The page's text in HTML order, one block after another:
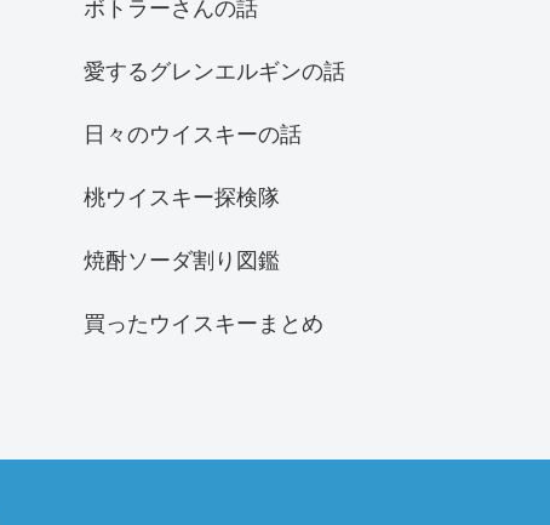
ボトラーさんの話
愛するグレンエルギンの話
日々のウイスキーの話
桃ウイスキー探検隊
焼酎ソーダ割り図鑑
買ったウイスキーまとめ